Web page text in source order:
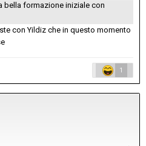
bella formazione iniziale con
con Yildiz che in questo momento
1